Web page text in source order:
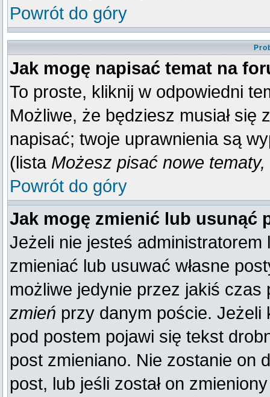
Powrót do góry
Jak mogę napisać temat na
To proste, kliknij w odpowiedni
Możliwe, że będziesz musiał się
napisać; twoje uprawnienia są
(lista Możesz pisać nowe
Powrót do góry
Jak mogę zmienić lub usunąć
Jeżeli nie jesteś
zmieniać lub usuwać własne
możliwe jedynie przez jakiś
zmień przy danym poście. Jeżeli
pod postem pojawi się tekst
post zmieniano. Nie zostanie on
post, lub jeśli został on